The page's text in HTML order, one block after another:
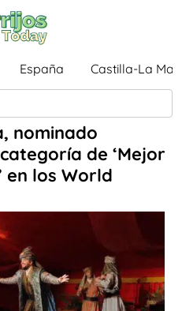
España Castilla-La
nominado
de ‘Mejor
en los World